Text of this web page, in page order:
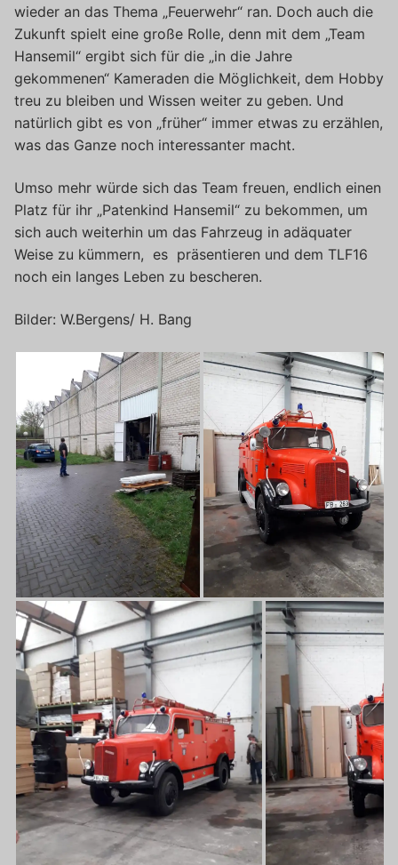
wieder an das Thema „Feuerwehr“ ran. Doch auch die
Zukunft spielt eine große Rolle, denn mit dem „Team
Hansemil“ ergibt sich für die „in die Jahre
gekommenen“ Kameraden die Möglichkeit, dem Hobby
treu zu bleiben und Wissen weiter zu geben. Und
natürlich gibt es von „früher“ immer etwas zu erzählen,
was das Ganze noch interessanter macht.
Umso mehr würde sich das Team freuen, endlich einen
Platz für ihr „Patenkind Hansemil“ zu bekommen, um
sich auch weiterhin um das Fahrzeug in adäquater
Weise zu kümmern, es präsentieren und dem TLF16
noch ein langes Leben zu bescheren.
Bilder: W.Bergens/ H. Bang